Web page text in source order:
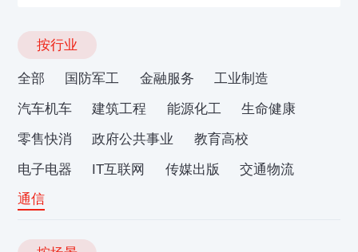
按行业
全部 国防军工 金融服务
工业制造
汽车机车
建筑工程 能源化工
生命健康
零售快消
政府公共事业
教育高校
电子电器
IT互联网 传媒出版
交通物流
通信